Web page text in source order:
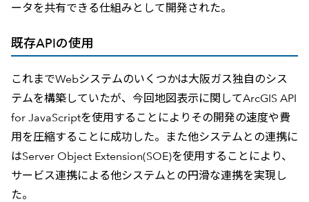
ータを共有できる仕組みとして開発された。
既存APIの使用
これまでWebシステムのいくつかは大阪ガス独自のシス
テムを構築していたが、今回地図表示に関してArcGIS API
for JavaScriptを使用することによりその開発の速度や費
用を圧縮することに成功した。また他システムとの連携に
はServer Object Extension(SOE)を使用することにより、
サービス連携による他システムとの円滑な連携を実現し
た。